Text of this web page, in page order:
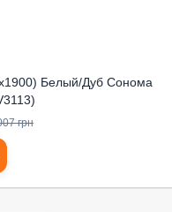
Белый/Дуб Сонома
грн